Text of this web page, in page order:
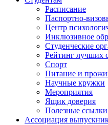
Расписание
Паспортно-
Центр
Инклюзивное
Студенческие
Рейтинг лучших
Спорт
Питание и
Научные кружки
Мероприятия
Ящик доверия
Полезные ссылки
Ассоциация